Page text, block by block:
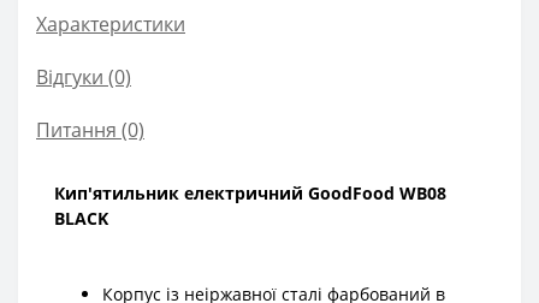
Характеристики
Відгуки (0)
Питання (0)
Кип'ятильник електричний GoodFood WB08
BLACK
Корпус із неіржавної сталі фарбований в